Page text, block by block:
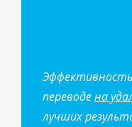
переводена
лучших